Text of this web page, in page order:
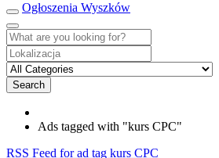
Ogłoszenia Wyszków
Search
Ads tagged with "kurs CPC"
RSS Feed for ad tag kurs CPC